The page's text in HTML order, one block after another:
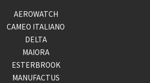
AEROWATCH
CAMEO ITALIANO
DELTA
MAIORA
ESTERBROOK
MANUFACTUS